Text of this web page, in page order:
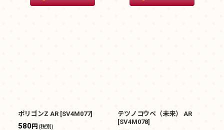
ポリゴンZ AR [SV4M077]
580円 (税別)
テツノコウベ（未来） AR
[SV4M078]